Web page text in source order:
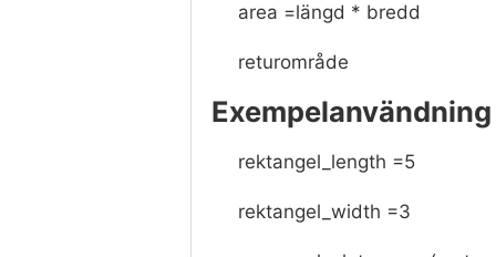
area =längd * bredd
returområde
Exempelanvändning
rektangel_length =5
rektangel_width =3